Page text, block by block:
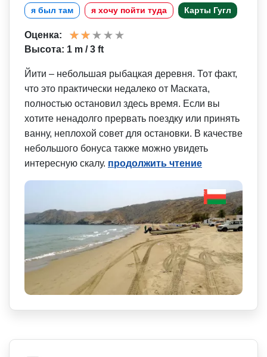
я был там я хочу пойти туда Карты Гугл
Оценка:
Высота: 1 m / 3 ft
Йити – небольшая рыбацкая деревня. Тот факт,
что это практически недалеко от Маската,
полностью остановил здесь время. Если вы
хотите ненадолго прервать поездку или принять
ванну, неплохой совет для остановки. В качестве
небольшого бонуса также можно увидеть
интересную скалу. продолжить чтение